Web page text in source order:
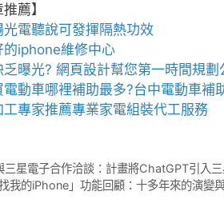
薦】
光電聽說可發揮隔熱功效
的iphone維修中心
乏曝光? 網頁設計幫您第一時間規劃
動車哪裡補助最多?台中電動車補
工專家推薦專業家電組裝代工服務
三星電子合作洽談：計畫將ChatGPT引入
我的iPhone」功能回顧：十多年來的演變